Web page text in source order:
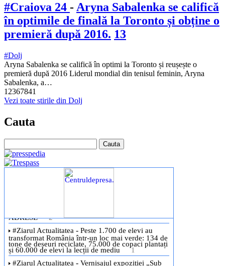
#Craiova 24 - Aryna Sabalenka se califică
în optimile de finală la Toronto și obține o
premieră după 2016. 13
#Dolj
Aryna Sabalenka se califică în optimi la Toronto și reușește o
premieră după 2016 Liderul mondial din tenisul feminin, Aryna
Sabalenka, a…
12367841
Vezi toate stirile din Dolj
Cauta